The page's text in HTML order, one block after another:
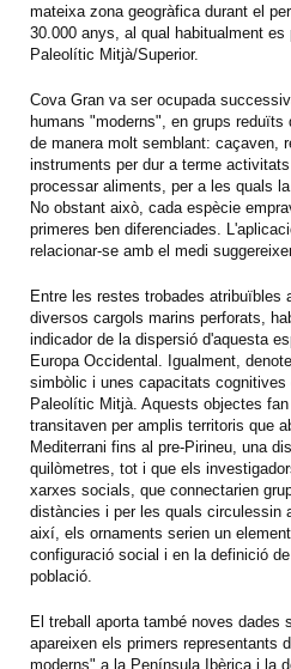
mateixa zona geogràfica durant el
30.000 anys, al qual habitualment
Paleolític Mitjà/Superior.
Cova Gran va ser ocupada
humans "moderns", en grups
de manera molt semblant: caçaven,
instruments per dur a terme
processar aliments, per a les quals
No obstant això, cada espècie
primeres ben diferenciades.
relacionar-se amb el medi
Entre les restes trobades atribuïbles
diversos cargols marins perforats,
indicador de la dispersió d'aquesta
Europa Occidental. Igualment,
simbòlic i unes capacitats cognitives
Paleolític Mitjà. Aquests objectes
transitaven per amplis territoris que
Mediterrani fins al pre-Pirineu, una
quilòmetres, tot i que els
xarxes socials, que connectarien
distàncies i per les quals circulessin
així, els ornaments serien un
configuració social i en la definició
població.
El treball aporta també noves dades
apareixen els primers representants
moderns" a la Península Ibèrica i la